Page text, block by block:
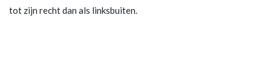
tot zijn recht dan als linksbuiten.